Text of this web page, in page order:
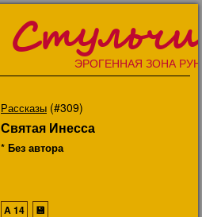
ЭРОГЕННАЯ ЗОНА
Рассказы (#309)
Святая Инесса
* Без автора
A14
💾